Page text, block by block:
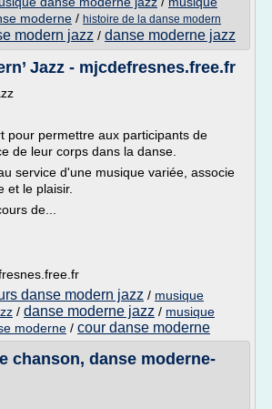
moderne / histoire de la danse modern
modern jazz / danse moderne jazz
Jazz - mjcdefresnes.free.fr
pour permettre aux participants de
de leur corps dans la danse.
service d'une musique variée, associe
et le plaisir.
de...
danse modern jazz / musique
/ danse moderne jazz / musique
moderne / cour danse moderne
chanson, danse moderne-